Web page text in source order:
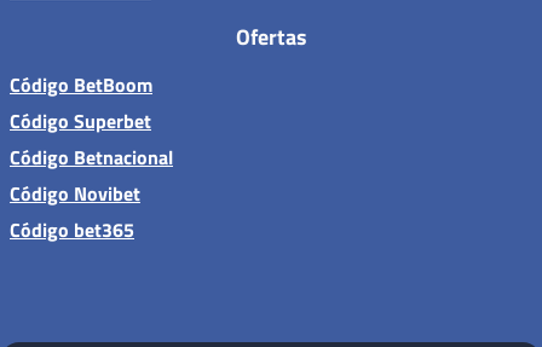
Ofertas
Código BetBoom
Código Superbet
Código Betnacional
Código Novibet
Código bet365